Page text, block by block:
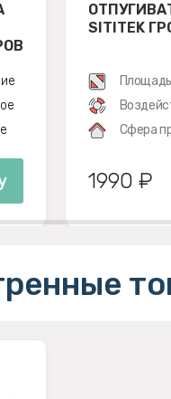
SITITEK
Сфера
1990 ₽